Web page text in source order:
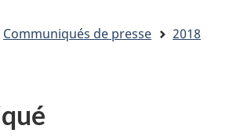
Communiqués de presse
2018